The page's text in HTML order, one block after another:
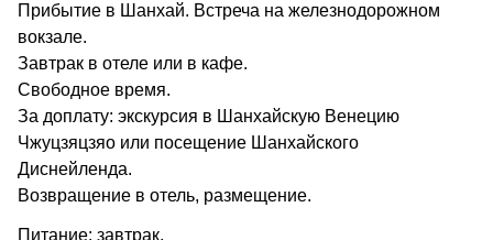
Прибытие в Шанхай. Встреча на железнодорожном
вокзале.
Завтрак в отеле или в кафе.
Свободное время.
За доплату: экскурсия в Шанхайскую Венецию
Чжуцзяцзяо или посещение Шанхайского
Диснейленда.
Возвращение в отель, размещение.
Питание: завтрак.